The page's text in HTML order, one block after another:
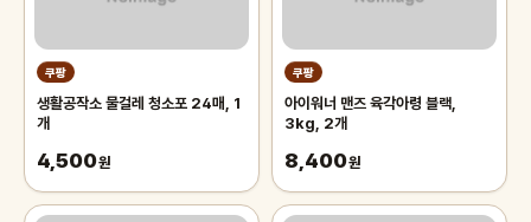
쿠팡
생활공작소 물걸레 청소포 24매, 1
개
4,500원
쿠팡
아이워너 맨즈 육각아령 블랙,
3kg, 2개
8,400원